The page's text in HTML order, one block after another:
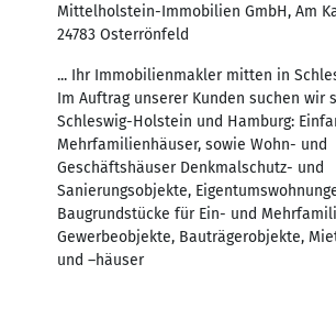
Mittelholstein-Immobilien GmbH, Am
24783 Osterrönfeld
... Ihr Immobilienmakler mitten in
Im Auftrag unserer Kunden suchen wir
Schleswig-Holstein und Hamburg:
Mehrfamilienhäuser, sowie Wohn- und
Geschäftshäuser Denkmalschutz- und
Sanierungsobjekte,
Baugrundstücke für Ein- und
Gewerbeobjekte, Bauträgerobjekte,
und –häuser